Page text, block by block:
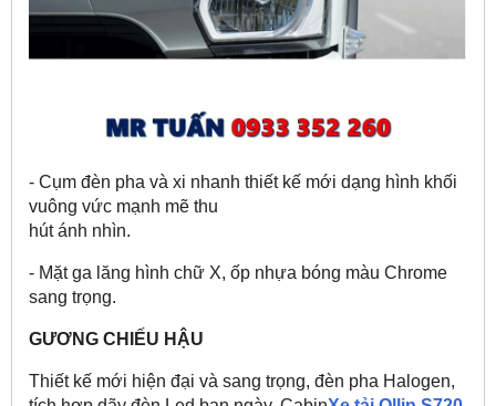
- Cụm đèn pha và xi nhanh thiết kế mới dạng hình khối
vuông vức mạnh mẽ thu
hút ánh nhìn.
- Mặt ga lăng hình chữ X, ốp nhựa bóng màu Chrome
sang trọng.
GƯƠNG CHIẾU HẬU
Thiết kế mới hiện đại và sang trọng, đèn pha Halogen,